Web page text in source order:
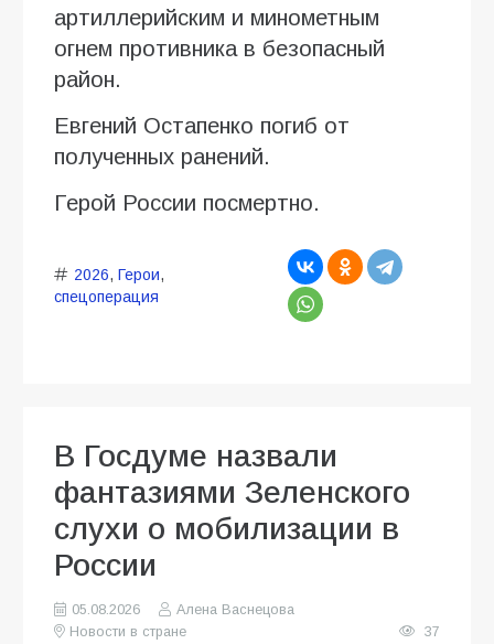
артиллерийским и минометным
огнем противника в безопасный
район.
Евгений Остапенко погиб от
полученных ранений.
Герой России посмертно.
2026, Герои,
спецоперация
В Госдуме назвали
фантазиями Зеленского
слухи о мобилизации в
России
05.08.2026
Алена Васнецова
Новости в стране
37